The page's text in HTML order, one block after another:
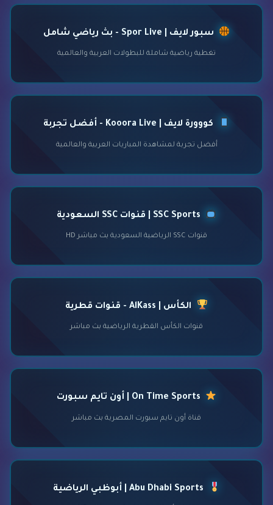
سبور لايف | Spor Live - بث رياضي شامل
تغطية رياضية شاملة للبطولات العربية والعالمية
كووورة لايف | Kooora Live - أفضل تجربة
أفضل تجربة لمشاهدة المباريات العربية والعالمية
قنوات SSC الرياضية السعودية بث مباشر HD
الكأس | AlKass - قنوات قطرية
قنوات الكأس القطرية الرياضية بث مباشر
قناة أون تايم سبورت المصرية بث مباشر